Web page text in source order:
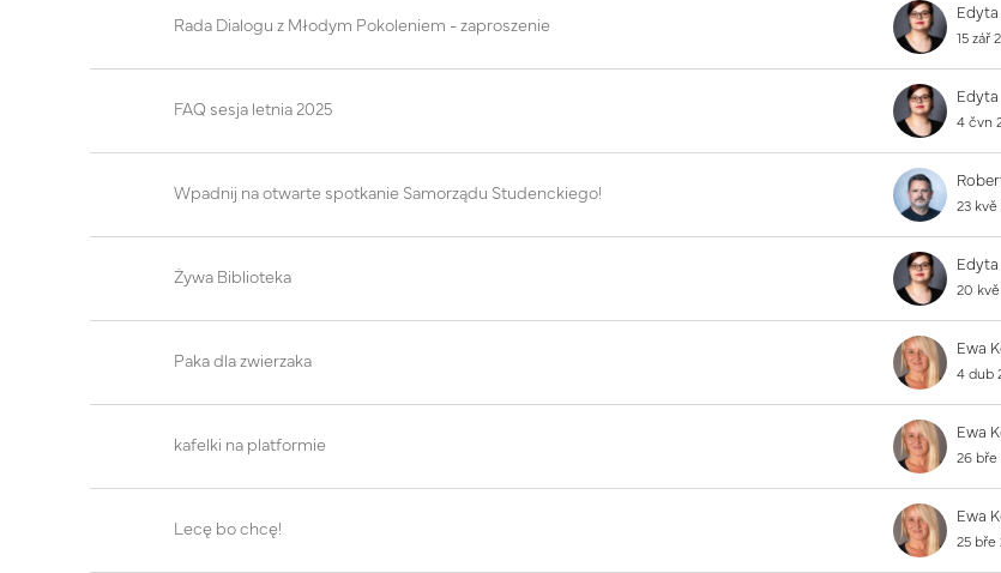
Rada Dialogu z Młodym Pokoleniem - zaproszenie
15 zář
FAQ sesja letnia 2025
4 čvn
Wpadnij na otwarte spotkanie Samorządu Studenckiego!
23 kvě
Żywa Biblioteka
20
Paka dla zwierzaka
4 dub
kafelki na platformie
26 bře
Lecę bo chcę!
25 bře